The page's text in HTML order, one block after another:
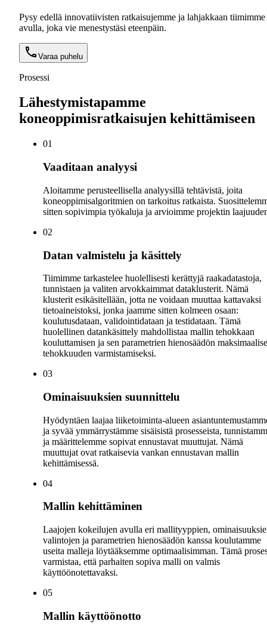
Pysy edellä innovatiivisten ratkaisujemme ja lahjakkaan tiimimme
avulla, joka vie menestystäsi eteenpäin.
Varaa puhelu
Prosessi
Lähestymistapamme
koneoppimisratkaisujen kehittämiseen
01
Vaaditaan analyysi
Aloitamme perusteellisella analyysillä tehtävistä, joita
koneoppimisalgoritmien on tarkoitus ratkaista.
sitten sopivimpia työkaluja ja arvioimme projektin
02
Datan valmistelu ja käsittely
Tiimimme tarkastelee huolellisesti kerättyjä raakadatastoja,
tunnistaen ja valiten arvokkaimmat dataklusterit. Nämä
klusterit esikäsitellään, jotta ne voidaan muuttaa kattavaksi
tietoaineistoksi, jonka jaamme sitten kolmeen osaan:
koulutusdataan, validointidataan ja testidataan. Tämä
huolellinen datankäsittely mahdollistaa mallin tehokkaan
kouluttamisen ja sen parametrien hienosäädön
tehokkuuden varmistamiseksi.
03
Ominaisuuksien suunnittelu
Hyödyntäen laajaa liiketoiminta-alueen
ja syvää ymmärrystämme sisäisistä prosesseista,
ja määrittelemme sopivat ennustavat muuttujat. Nämä
muuttujat ovat ratkaisevia vankan ennustavan mallin
kehittämisessä.
04
Mallin kehittäminen
Laajojen kokeilujen avulla eri mallityyppien,
valintojen ja parametrien hienosäädön kanssa koulutamme
useita malleja löytääksemme optimaalisimman. Tämä
varmistaa, että parhaiten sopiva malli on valmis
käyttöönotettavaksi.
05
Mallin käyttöönotto